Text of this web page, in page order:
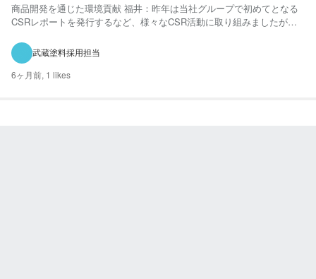
商品開発を通じた環境貢献 福井：昨年は当社グループで初めてとなる
CSRレポートを発行するなど、様々なCSR活動に取り組みましたが、
ったことといえば、私は開発技術担当なので攻めのCSRに掲げている
「環境重視の商品創出」ですね。今年も、そこに注力し...
武蔵塗料採用担当
6ヶ月前, 1 likes